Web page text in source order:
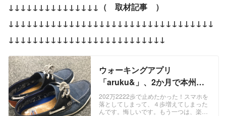
↓↓↓↓↓↓↓↓↓↓↓↓↓↓↓（　取材記事　）
↓↓↓↓↓↓↓↓↓↓↓↓↓↓↓↓↓↓↓↓↓↓↓↓↓↓↓↓↓↓↓↓↓↓
↓↓↓↓↓↓↓↓↓↓↓↓↓↓↓↓↓↓↓↓↓↓↓↓↓↓
ウォーキングアプリ
「aruku&」、2か月で本州横
断相当を歩いたイベント優勝
者に取材
202万2222歩で止めたかった！スマホを
落としてしまって、４歩増えてしまった
んです。悔しいです。もう一つは、楽し